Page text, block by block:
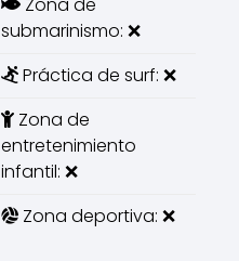
submarinismo: ❌
Práctica de surf: ❌
Zona de
entretenimiento
infantil: ❌
Zona deportiva: ❌